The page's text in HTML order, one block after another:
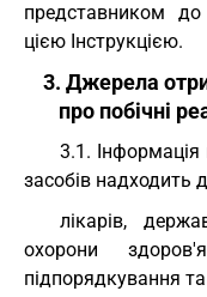
представником
цією Інструкцією.
3. Джерела
про побічні
3.1. Інформація
засобів надходить
лікарів,
охорони
підпорядкування